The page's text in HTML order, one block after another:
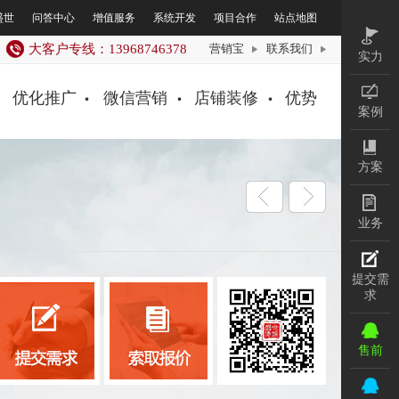
世 问答中心 增值服务 系统开发 项目合作 站点地图
联系我们
营销宝
大客户专线：13968746378
优化推广 微信营销 店铺装修 优势
实力
案例
方案
业务
提交
需求
售前
售后